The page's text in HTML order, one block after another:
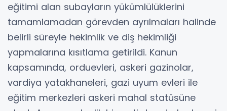
eğitimi alan subayların yükümlülüklerini
tamamlamadan görevden ayrılmaları halinde
belirli süreyle hekimlik ve diş hekimliği
yapmalarına kısıtlama getirildi. Kanun
kapsamında, orduevleri, askeri gazinolar,
vardiya yatakhaneleri, gazi uyum evleri ile
eğitim merkezleri askeri mahal statüsüne